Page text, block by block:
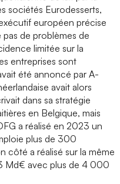
sociétés Eurodesserts,
européen précise
de problèmes de
limitée sur la
entreprises sont
été annoncé par A-
avait alors
dans sa stratégie
en Belgique, mais
a réalisé en 2023 un
plus de 300
côté a réalisé sur la même
Md€ avec plus de 4 000